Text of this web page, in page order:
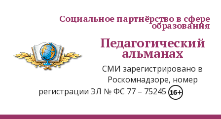
Социальное партнёрство в сфере
образования
Педагогический
альманах
СМИ зарегистрировано в
Роскомнадзоре, номер
регистрации ЭЛ № ФС 77 – 75245